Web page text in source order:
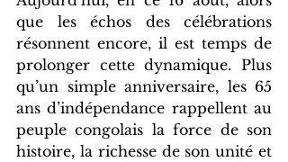
que les échos des célébrations
résonnent encore, il est temps de
prolonger cette dynamique. Plus
qu’un simple anniversaire, les 65
ans d’indépendance rappellent au
peuple congolais la force de son
histoire, la richesse de son unité et